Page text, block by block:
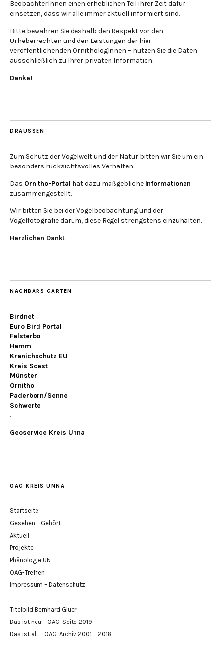
BeobachterInnen einen erheblichen Teil ihrer Zeit dafür
einsetzen, dass wir alle immer aktuell informiert sind.
Bitte bewahren Sie deshalb den Respekt vor den
Urheberrechten und den Leistungen der hier
veröffentlichenden OrnithologInnen – nutzen Sie die Daten
ausschließlich zu Ihrer privaten Information.
Danke!
DRAUSSEN
Zum Schutz der Vogelwelt und der Natur bitten wir Sie um ein
besonders rücksichtsvolles Verhalten.
Das Ornitho-Portal hat dazu maßgebliche Informationen
zusammengestellt.
Wir bitten Sie bei der Vogelbeobachtung und der
Vogelfotografie darum, diese Regel strengstens einzuhalten.
Herzlichen Dank!
NACHBARS GARTEN
Birdnet
Euro Bird Portal
Falsterbo
Hamm
Kranichschutz EU
Kreis Soest
Münster
Ornitho
Paderborn/Senne
Schwerte
.
Geoservice Kreis Unna
OAG KREIS UNNA
Startseite
Gesehen – Gehört
Aktuell
Projekte
Phänologie UN
OAG-Treffen
Impressum – Datenschutz
——
Titelbild Bernhard Glüer
Das ist neu – OAG-Seite 2019
Das ist alt – OAG-Archiv 2001 – 2018